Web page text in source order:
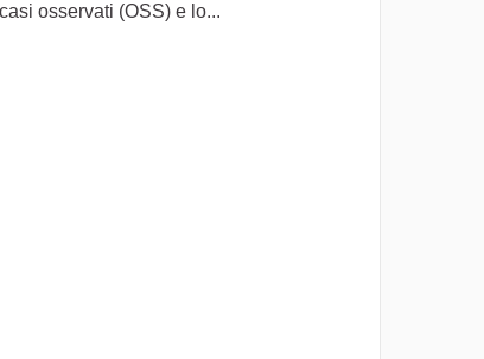
osservati (OSS) e lo...